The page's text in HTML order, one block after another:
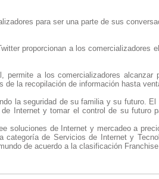
para ser una parte de sus
proporcionan a los comercializadores
permite a los comercializadores
la recopilación de información hasta
la seguridad de su familia y su futuro.
Internet y tomar el control de su futuro
soluciones de Internet y mercadeo a
de Servicios de Internet y
de acuerdo a la clasificación